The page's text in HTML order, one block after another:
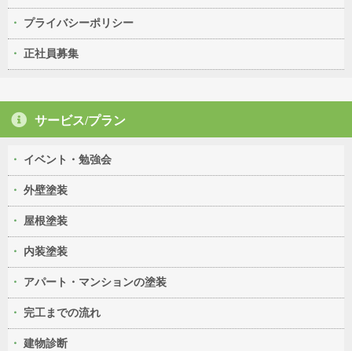
プライバシーポリシー
正社員募集
サービス/プラン
イベント・勉強会
外壁塗装
屋根塗装
内装塗装
アパート・マンションの塗装
完工までの流れ
建物診断